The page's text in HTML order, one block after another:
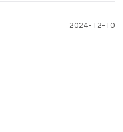
2024-12-10